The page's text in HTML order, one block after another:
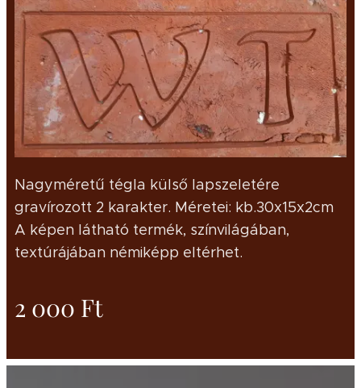
Nagyméretű tégla külső lapszeletére
gravírozott 2 karakter. Méretei: kb.30x15x2cm
A képen látható termék, színvilágában,
textúrájában némiképp eltérhet.
2 000 Ft